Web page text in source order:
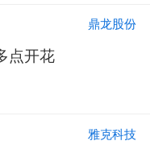
鼎龙股份
点开花
雅克科技